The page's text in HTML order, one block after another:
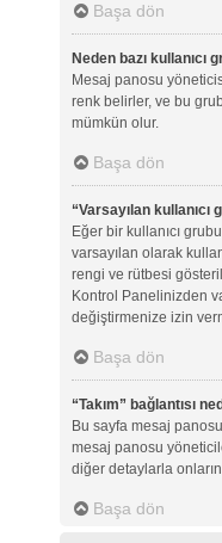
Başa dön
Neden bazı kullanıcı
Mesaj panosu
renk belirler, ve bu
mümkün olur.
Başa dön
“Varsayılan kullanıcı
Eğer bir kullanıcı
varsayılan olarak
rengi ve rütbesi
Kontrol Panelinizden
değiştirmenize izin
Başa dön
“Takım” bağlantısı
Bu sayfa mesaj
mesaj panosu
diğer detaylarla
Başa dön